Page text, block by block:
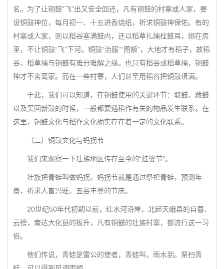
名。为了让铜鼓“飞”出又安全回还，凡有铜鼓的村寨或人家，要
设铜鼓神位，每月初一、十五进香烧纸，祈求铜鼓神保佑。有的
村寨或人家，则以稻谷塞满鼓内，还以稻草扎绳栓鼓耳，绑在房
里，不让铜鼓“飞”下河。铜鼓“治服”“图额”，大地才有稻子，故稻
谷、稻草绳与铜鼓有难分难解之缘。也只有稻谷或稻草绳，铜鼓
神才不舍离家。而在一些村寨，人们甚至用稻谷把铜鼓填满。
于此，我们可以知道，在铜鼓使用的关键环节：取鼓、藏鼓
以及买回新鼓的时候，一般都要遇稻作有关的物品发生联系。在
这里，铜鼓文化与稻作文化确实存在着一定的文化联系。
（二）铜鼓文化与蚂拐节
我们来观察一下壮族地区传存至今的“蛙婆节”。
壮族把青蛙叫做蚂拐，蚂拐节就是通过祭祀青蛙，预测年
景，祈求人畜兴旺、五谷丰登的节庆。
20世纪50年代初期以前，红水河沿岸，北起天峨县的自暮、
云榜，南达大化县的板升，凡有铜鼓的壮族村寨，都流行这一习
俗。
他们传说，青蛙是雷公的使者，青蛙叫，雨水到。祭扫青